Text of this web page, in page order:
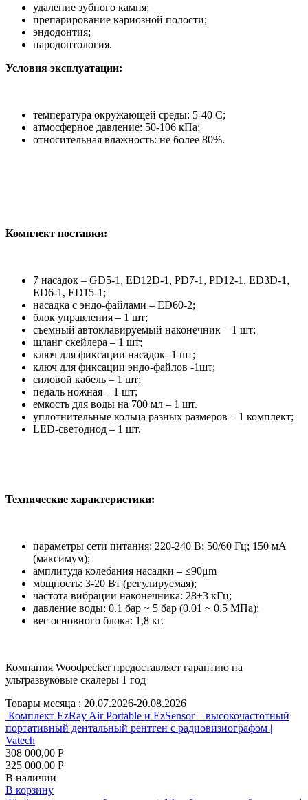
удаление зубного камня;
препарирование кариозной полости;
эндодонтия;
пародонтология.
Условия эксплуатации:
температура окружающей среды: 5-40 C;
атмосферное давление: 50-106 кПа;
относительная влажность: не более 80%.
Комплект поставки:
7 насадок – GD5-1, ED12D-1, PD7-1, PD12-1, ED3D-1,
ED6-1, ED15-1;
насадка с эндо-файлами – ED60-2;
блок управления – 1 шт;
съемный автоклавируемый наконечник – 1 шт;
шланг скейлера – 1 шт;
ключ для фиксации насадок- 1 шт;
ключ для фиксации эндо-файлов -1шт;
силовой кабель – 1 шт;
педаль ножная – 1 шт;
емкость для воды на 700 мл – 1 шт.
уплотнительные кольца разных размеров – 1 комплект;
LED-светодиод – 1 шт.
Технические характеристики:
параметры сети питания: 220-240 В; 50/60 Гц; 150 мА
(максимум);
амплитуда колебания насадки – ≤90μm
мощность: 3-20 Вт (регулируемая);
частота вибрации наконечника: 28±3 кГц;
давление воды: 0.1 бар ~ 5 бар (0.01 ~ 0.5 МПа);
вес основного блока: 1,8 кг.
Компания Woodpecker предоставляет гарантию на
ультразвуковые скалеры 1 год
Товары месяца : 20.07.2026-20.08.2026
Комплект EzRay Air Portable и EzSensor – высокочастотный
портативный дентальный рентген с радиовизиографом |
Vatech
308 000,00 Р
325 000,00 Р
В наличии
В корзину